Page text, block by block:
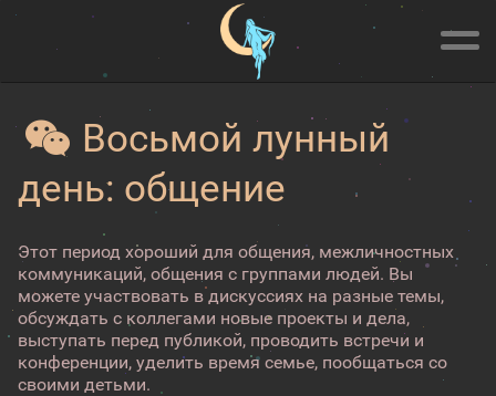
Восьмой лунный
день: общение
Этот период хороший для общения, межличностных
коммуникаций, общения с группами людей. Вы
можете участвовать в дискуссиях на разные темы,
обсуждать с коллегами новые проекты и дела,
выступать перед публикой, проводить встречи и
конференции, уделить время семье, пообщаться со
своими детьми.